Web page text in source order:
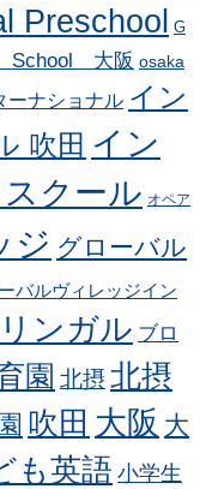
Preschool G
School 大阪 osaka
ーナショナル イン
吹田 イン
クール オペア
ジ グローバル
バルヴィレッジイン
ンガル ブロ
園 北摂 北摂
吹田 大阪 大
も英語 小学生